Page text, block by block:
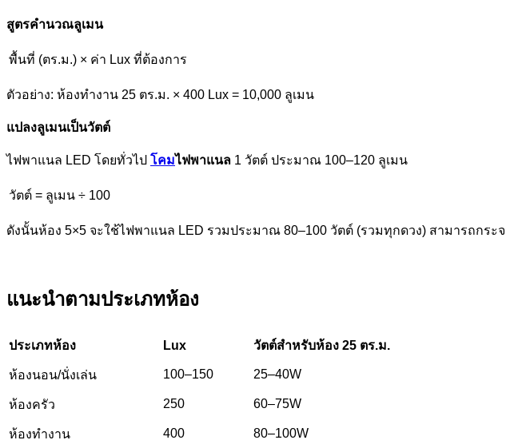
สูตรคำนวณลูเมน
พื้นที่ (ตร.ม.) × ค่า Lux ที่ต้องการ
ตัวอย่าง: ห้องทำงาน 25 ตร.ม. × 400 Lux = 10,000 ลูเมน
แปลงลูเมนเป็นวัตต์
ไฟพาแนล LED โดยทั่วไป โคมไฟพาแนล 1 วัตต์ ประมาณ 100–120 ลูเมน
วัตต์ = ลูเมน ÷ 100
ดังนั้นห้อง 5×5 จะใช้ไฟพาแนล LED รวมประมาณ 80–100 วัตต์ (รวมทุกดวง) สามารถกระ
แนะนำตามประเภทห้อง
ประเภทห้อง Lux วัตต์สำหรับห้อง 25 ตร.ม.
ห้องนอน/นั่งเล่น 100–150 25–40W
ห้องครัว 250 60–75W
ห้องทำงาน 400 80–100W